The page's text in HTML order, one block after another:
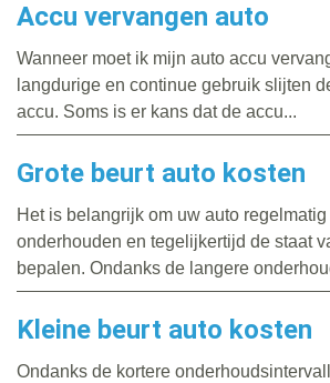
Accu vervangen auto
Wanneer moet ik mijn auto accu
langdurige en continue gebruik slijten
accu. Soms is er kans dat de accu...
Grote beurt auto kosten
Het is belangrijk om uw auto regelmatig
onderhouden en tegelijkertijd de staat
bepalen. Ondanks de langere
Kleine beurt auto kosten
Ondanks de kortere